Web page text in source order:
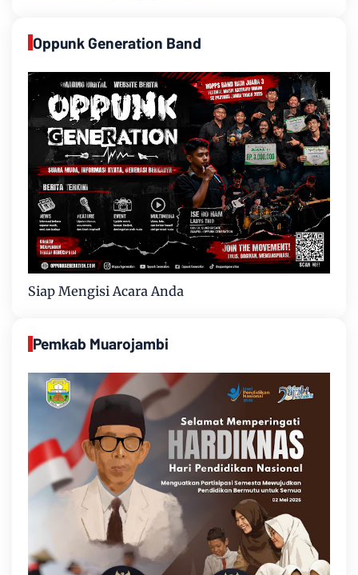
Oppunk Generation Band
Siap Mengisi Acara Anda
Pemkab Muarojambi